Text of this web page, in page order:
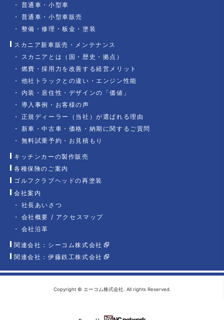
普通車・小型車
普通車・小型車販売
整備・修理・板金・塗装
スカニア新車販売・メンテナンス
スカニアとは（国・歴史・拠点）
燃費・採用力を改善する経営メリット
他社トラックとの違い・エンジン性能
内装・居住性・デザインの「価値」
導入事例・お客様の声
正規ディーラー（当社）が選ばれる理由
新車・中古車・価格・納期に関するご質問
無料試乗予約・お見積もり
キッチンカーの製作販売
各種保険のご案内
ゴルフクラブヘッドの再塗装
会社案内
社長あいさつ
会社概要 / アクセスマップ
会社沿革
関連会社：シーコム株式会社
関連会社：伊藤鉄工株式会社
Copyright © エーコム株式会社. All rights Reserved.